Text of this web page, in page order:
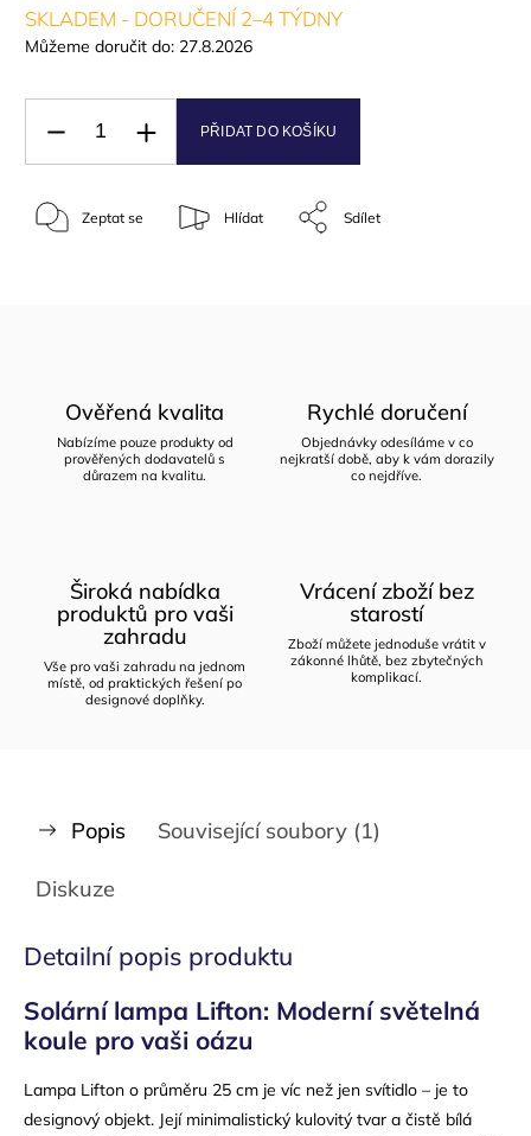
SKLADEM - DORUČENÍ 2–4 TÝDNY
Můžeme doručit do: 27.8.2026
PŘIDAT DO KOŠÍKU
Zeptat se Hlídat Sdílet
Ověřená kvalita
Nabízíme pouze produkty od
prověřených dodavatelů s
důrazem na kvalitu.
Rychlé doručení
Objednávky odesíláme v co
nejkratší době, aby k vám dorazily
co nejdříve.
Široká nabídka
produktů pro vaši
zahradu
Vše pro vaši zahradu na jednom
místě, od praktických řešení po
designové doplňky.
Vrácení zboží bez
starostí
Zboží můžete jednoduše vrátit v
zákonné lhůtě, bez zbytečných
komplikací.
Popis Související soubory (1)
Diskuze
Detailní popis produktu
Solární lampa Lifton: Moderní světelná
koule pro vaši oázu
Lampa Lifton o průměru 25 cm je víc než jen svítidlo – je to
designový objekt. Její minimalistický kulovitý tvar a čistě bílá